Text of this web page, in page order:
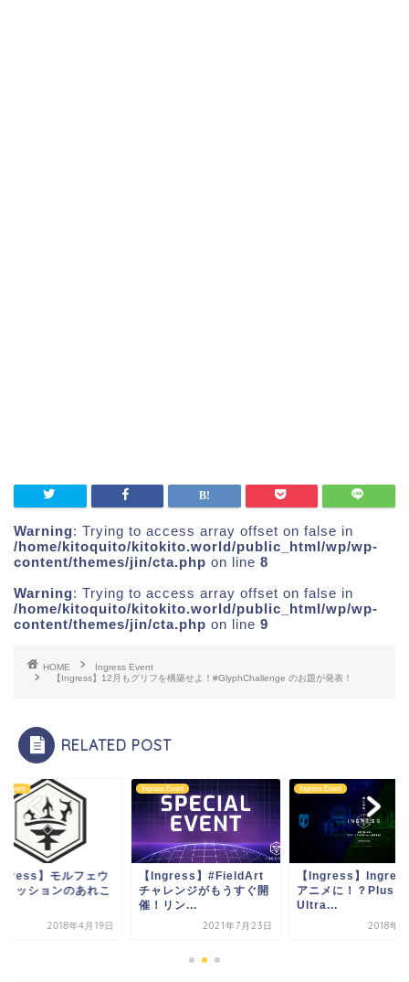
Warning: Trying to access array offset on false in
/home/kitoquito/kitokito.world/public_html/wp/wp-
content/themes/jin/cta.php on line 8
Warning: Trying to access array offset on false in
/home/kitoquito/kitokito.world/public_html/wp/wp-
content/themes/jin/cta.php on line 9
HOME
Ingress Event
【Ingress】12月もグリフを構築せよ！#GlyphChallenge のお題が発表！
RELATED POST
Event
】#FieldArt
レンジがもうすぐ開
2021年7月23日
Ingress Event
【Ingress】Ingressが
アニメに！？Plus
Ultra...
2018年3月8日
Ingress Event
【Ingress】モルフ
ス・ミッションのあ
れ
2018年4